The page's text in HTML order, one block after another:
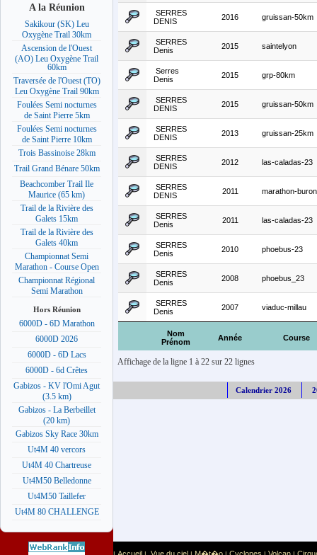
A la Réunion
Sakikour (SK) Leu
Oxygène Trail 30km
Ascension de l'Ouest
(AO) Leu Oxygène Trail
60km
Traversée de l'Ouest (TO)
Leu Oxygène Trail 90km
Foulées Semi nocturnes
de Saint Pierre 5km
Foulées Semi nocturnes
de Saint Pierre 10km
Trois Bassinoise 28km
Trail Grand Bénare 50km
Beachcomber Trail Ile
Maurice (65 km)
Trail de la Rivière des
Galets 15km
Trail de la Rivière des
Galets 40km
Championnat Semi
Marathon - Course Open
Championnat Régional
Semi Marathon
Hors Réunion
6000D - 6D Marathon
6000D 2026
6000D - 6D Lacs
6000D - 6d Crêtes
Gabizos - KV l'Omi Agut
(3.5 km)
Gabizos - La Berbeillet
(20 km)
Gabizos Sky Race 30km
Ut4M 40 vercors
Ut4M 40 Chartreuse
Ut4M50 Belledonne
Ut4M50 Taillefer
Ut4M 80 CHALLENGE
Nom
Prénom
Année Course
SERRES
DENIS
2016 gruissan-50km
SERRES
Denis
2015 saintelyon
Serres
Denis
2015 grp-80km
SERRES
DENIS
2015 gruissan-50km
SERRES
DENIS
2013 gruissan-25km
SERRES
DENIS
2012 las-caladas-23
SERRES
DENIS
2011 marathon-
SERRES
Denis
2011 las-caladas-23
SERRES
Denis
2010 phoebus-23
SERRES
Denis
2008 phoebus_23
SERRES
Denis
2007 viaduc-millau
Affichage de la ligne 1 à 22 sur 22 lignes
Calendrier 2026